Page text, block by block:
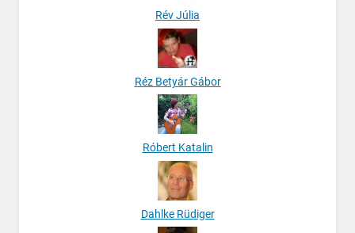
Rév Júlia
Réz Betyár Gábor
Róbert Katalin
Dahlke Rüdiger